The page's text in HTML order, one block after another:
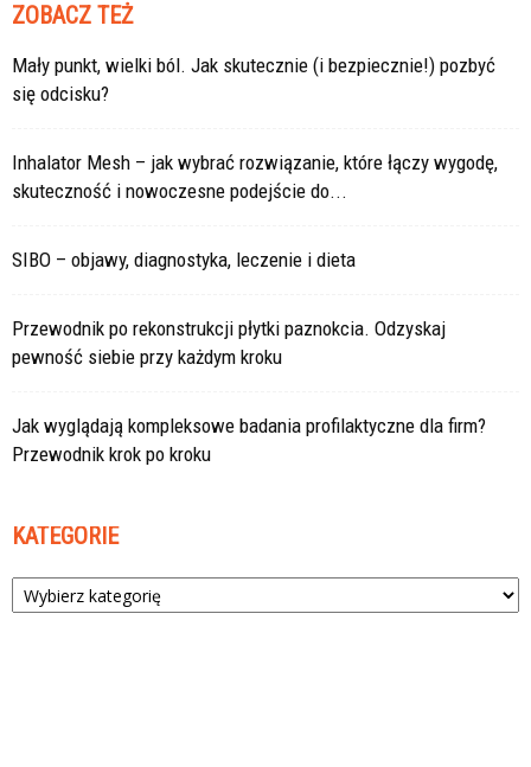
ZOBACZ TEŻ
Mały punkt, wielki ból. Jak skutecznie (i bezpiecznie!) pozbyć
się odcisku?
Inhalator Mesh – jak wybrać rozwiązanie, które łączy wygodę,
skuteczność i nowoczesne podejście do...
SIBO – objawy, diagnostyka, leczenie i dieta
Przewodnik po rekonstrukcji płytki paznokcia. Odzyskaj
pewność siebie przy każdym kroku
Jak wyglądają kompleksowe badania profilaktyczne dla firm?
Przewodnik krok po kroku
KATEGORIE
Kategorie